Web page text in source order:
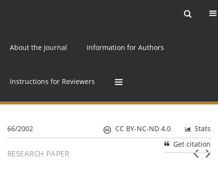
About the Journal Information for Authors
Instructions for Reviewers
66/2002 Stats
CC BY-NC-ND 4.0
Get citation
RESEARCH PAPER